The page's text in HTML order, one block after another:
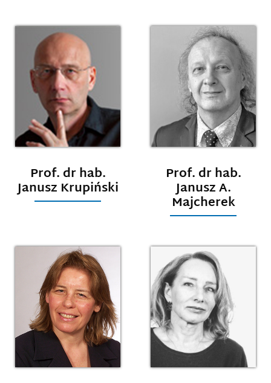
Prof. dr hab.
Janusz Krupiński
Prof. dr hab.
Janusz A.
Majcherek